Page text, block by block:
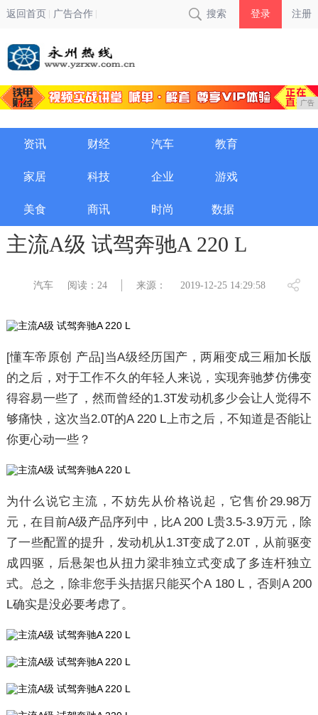
返回首页 广告合作 搜索 登录 注册
广告
资讯 财经 汽车 教育
家居 科技 企业 游戏
美食 商讯 时尚 数据
主流A级 试驾奔驰A 220 L
汽车 阅读：24 来源： 2019-12-25 14:29:58
[懂车帝原创 产品]当A级经历国产，两厢变成三厢加长版
的之后，对于工作不久的年轻人来说，实现奔驰梦仿佛变
得容易一些了，然而曾经的1.3T发动机多少会让人觉得不
够痛快，这次当2.0T的A 220 L上市之后，不知道是否能让
你更心动一些？
为什么说它主流，不妨先从价格说起，它售价29.98万
元，在目前A级产品序列中，比A 200 L贵3.5-3.9万元，除
了一些配置的提升，发动机从1.3T变成了2.0T，从前驱变
成四驱，后悬架也从扭力梁非独立式变成了多连杆独立
式。总之，除非您手头拮据只能买个A 180 L，否则A 200
L确实是没必要考虑了。